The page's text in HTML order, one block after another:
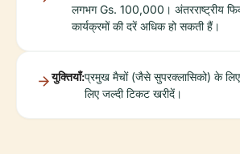
लगभग Gs. 100,000। अंतरराष्ट्रीय
कार्यक्रमों की दरें अधिक हो सकती हैं।
युक्तियाँ:प्रमुख मैचों (जैसे सुपरक्लासिको) के
लिए जल्दी टिकट खरीदें।